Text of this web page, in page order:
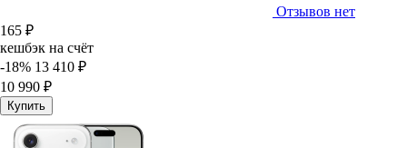
Отзывов нет
165 ₽
кешбэк на счёт
-18% 13 410 ₽
10 990 ₽
Купить